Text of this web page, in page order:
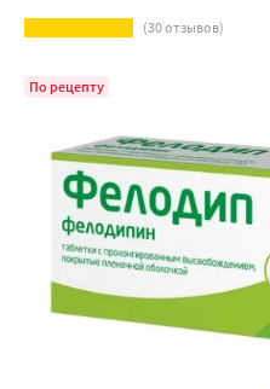
(30отзывов)
По рецепту